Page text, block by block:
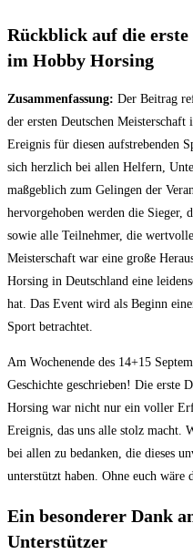
Rückblick auf die
im Hobby Horsing
Zusammenfassung: Der Beitrag
der ersten Deutschen
Ereignis für diesen aufstrebenden
sich herzlich bei allen Helfern,
maßgeblich zum Gelingen der
hervorgehoben werden die Sieger,
sowie alle Teilnehmer, die
Meisterschaft war eine große
Horsing in Deutschland eine
hat. Das Event wird als Beginn
Sport betrachtet.
Am Wochenende des 14+15
Geschichte geschrieben! Die erste
Horsing war nicht nur ein voller
Ereignis, das uns alle stolz macht.
bei allen zu bedanken, die dieses
unterstützt haben. Ohne euch wäre
Ein besonderer Dank
Unterstützer